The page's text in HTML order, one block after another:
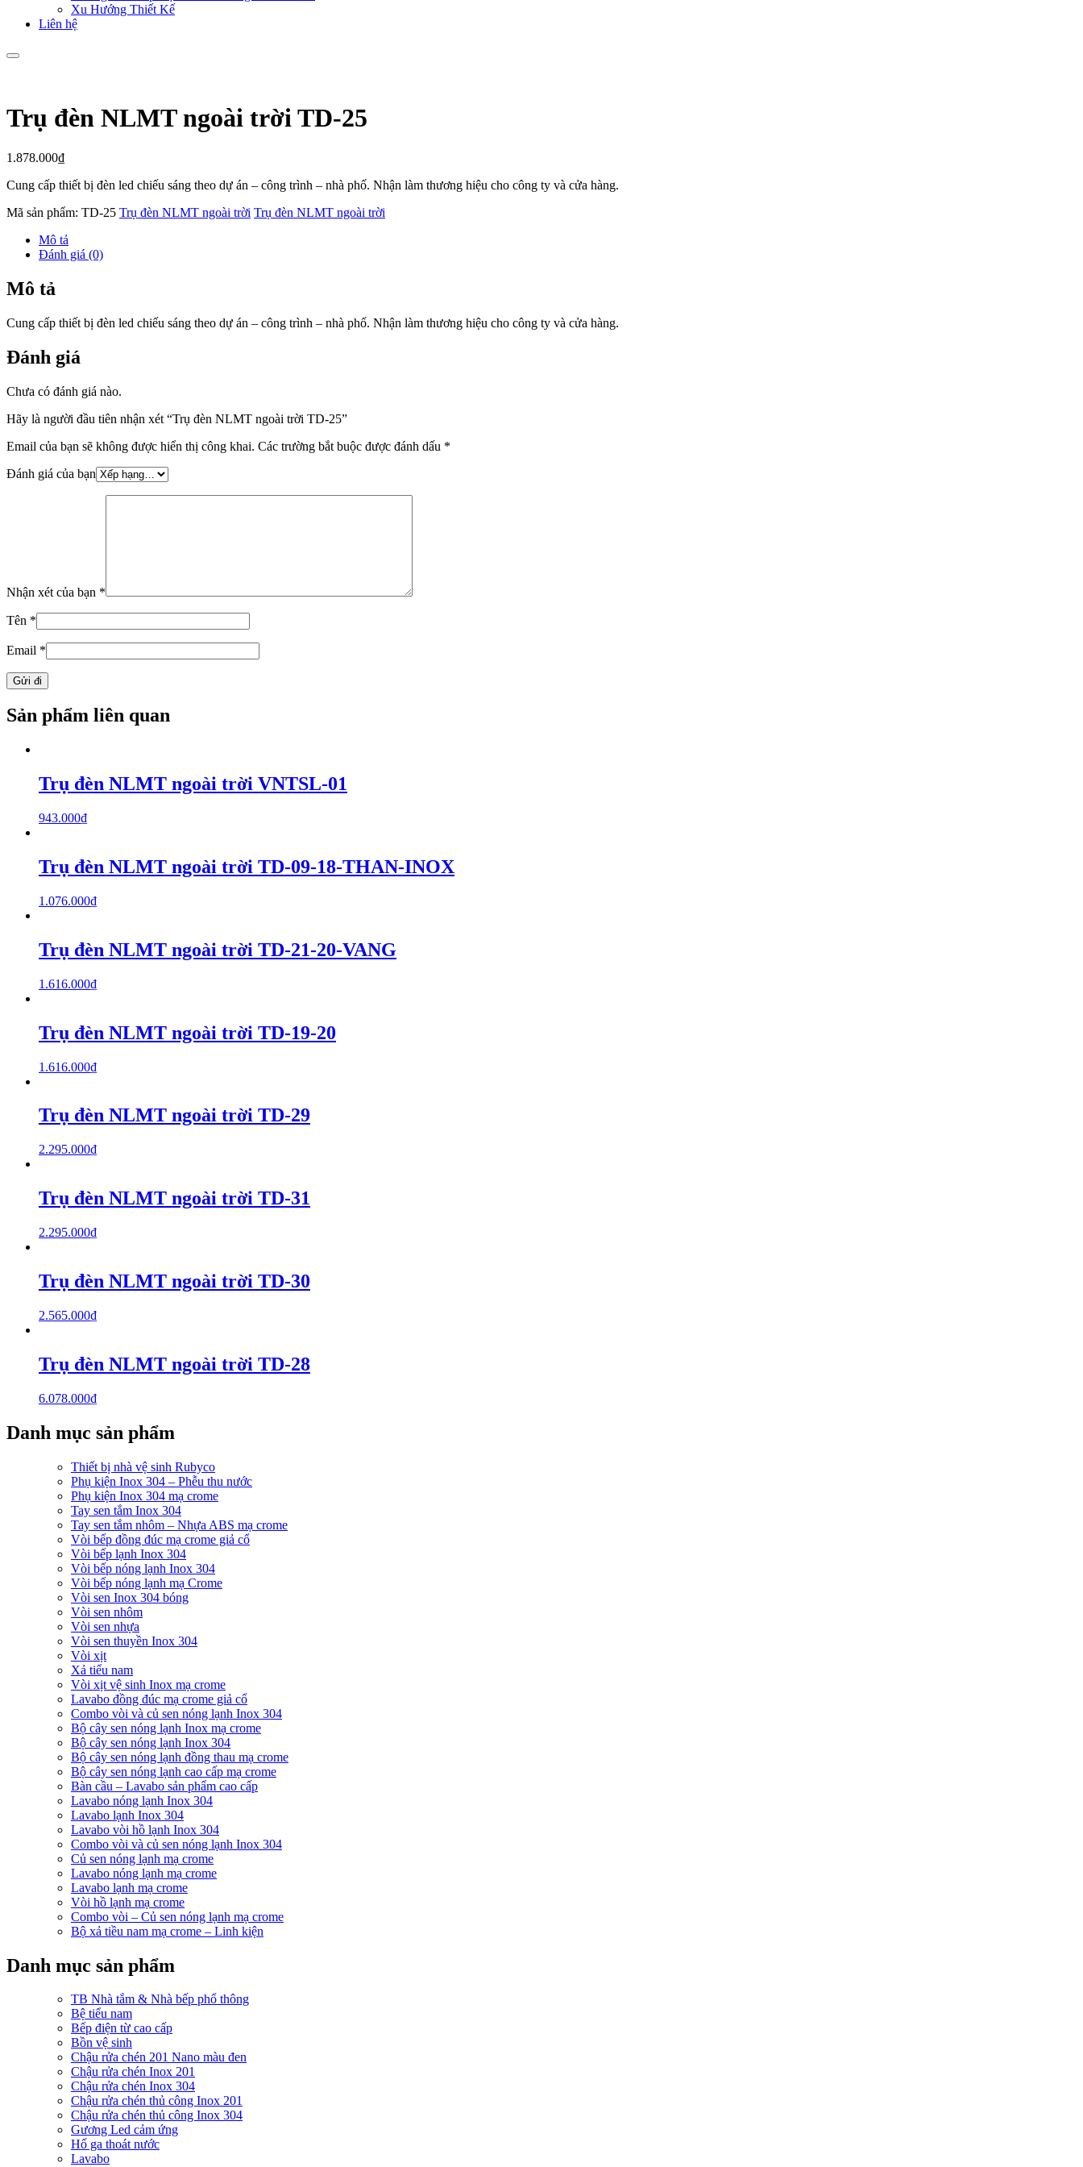
Xu Hướng Thiết Kế
Liên hệ
Trụ đèn NLMT ngoài trời TD-25
1.878.000₫
Cung cấp thiết bị đèn led chiếu sáng theo dự án – công trình – nhà phố. Nhận làm thương hiệu cho công ty và cửa hàng.
Mã sản phẩm: TD-25 Trụ đèn NLMT ngoài trời Trụ đèn NLMT ngoài trời
Mô tả
Đánh giá (0)
Mô tả
Cung cấp thiết bị đèn led chiếu sáng theo dự án – công trình – nhà phố. Nhận làm thương hiệu cho công ty và cửa hàng.
Đánh giá
Chưa có đánh giá nào.
Hãy là người đầu tiên nhận xét “Trụ đèn NLMT ngoài trời TD-25”
Email của bạn sẽ không được hiển thị công khai. Các trường bắt buộc được đánh dấu *
Đánh giá của bạn
Nhận xét của bạn *
Tên *
Email *
Sản phẩm liên quan
Trụ đèn NLMT ngoài trời VNTSL-01
943.000₫
Trụ đèn NLMT ngoài trời TD-09-18-THAN-INOX
1.076.000₫
Trụ đèn NLMT ngoài trời TD-21-20-VANG
1.616.000₫
Trụ đèn NLMT ngoài trời TD-19-20
1.616.000₫
Trụ đèn NLMT ngoài trời TD-29
2.295.000₫
Trụ đèn NLMT ngoài trời TD-31
2.295.000₫
Trụ đèn NLMT ngoài trời TD-30
2.565.000₫
Trụ đèn NLMT ngoài trời TD-28
6.078.000₫
Danh mục sản phẩm
Thiết bị nhà vệ sinh Rubyco
Phụ kiện Inox 304 – Phễu thu nước
Phụ kiện Inox 304 mạ crome
Tay sen tắm Inox 304
Tay sen tắm nhôm – Nhựa ABS mạ crome
Vòi bếp đồng đúc mạ crome giả cổ
Vòi bếp lạnh Inox 304
Vòi bếp nóng lạnh Inox 304
Vòi bếp nóng lạnh mạ Crome
Vòi sen Inox 304 bóng
Vòi sen nhôm
Vòi sen nhựa
Vòi sen thuyền Inox 304
Vòi xịt
Xả tiểu nam
Vòi xịt vệ sinh Inox mạ crome
Lavabo đồng đúc mạ crome giả cổ
Combo vòi và củ sen nóng lạnh Inox 304
Bộ cây sen nóng lạnh Inox mạ crome
Bộ cây sen nóng lạnh Inox 304
Bộ cây sen nóng lạnh đồng thau mạ crome
Bộ cây sen nóng lạnh cao cấp mạ crome
Bàn cầu – Lavabo sản phẩm cao cấp
Lavabo nóng lạnh Inox 304
Lavabo lạnh Inox 304
Lavabo vòi hồ lạnh Inox 304
Combo vòi và củ sen nóng lạnh Inox 304
Củ sen nóng lạnh mạ crome
Lavabo nóng lạnh mạ crome
Lavabo lạnh mạ crome
Vòi hồ lạnh mạ crome
Combo vòi – Củ sen nóng lạnh mạ crome
Bộ xả tiều nam mạ crome – Linh kiện
Danh mục sản phẩm
TB Nhà tắm & Nhà bếp phổ thông
Bệ tiểu nam
Bếp điện từ cao cấp
Bồn vệ sinh
Chậu rửa chén 201 Nano màu đen
Chậu rửa chén Inox 201
Chậu rửa chén Inox 304
Chậu rửa chén thủ công Inox 201
Chậu rửa chén thủ công Inox 304
Gương Led cảm ứng
Hố ga thoát nước
Lavabo